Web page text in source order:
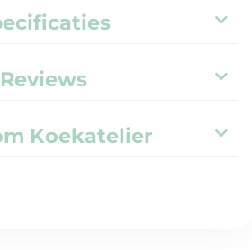
Reviews
Koekatelier